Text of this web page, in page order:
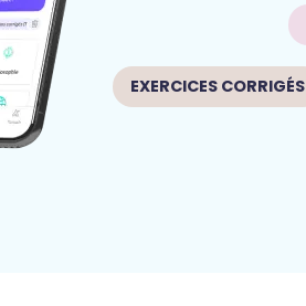
EXERCICES CORRIGÉS